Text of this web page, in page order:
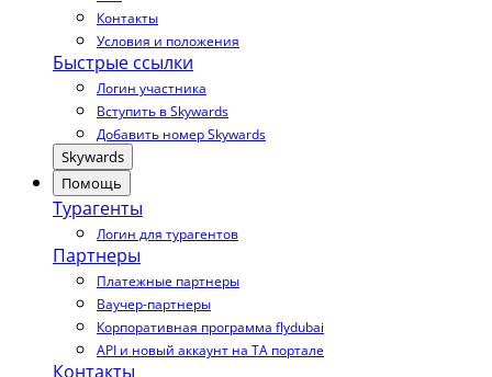
Контакты
Условия и положения
Быстрые ссылки
Логин участника
Вступить в Skywards
Добавить номер Skywards
Skywards
Помощь
Турагенты
Логин для турагентов
Партнеры
Платежные партнеры
Ваучер-партнеры
Корпоративная программа flydubai
API и новый аккаунт на TA портале
Контакты